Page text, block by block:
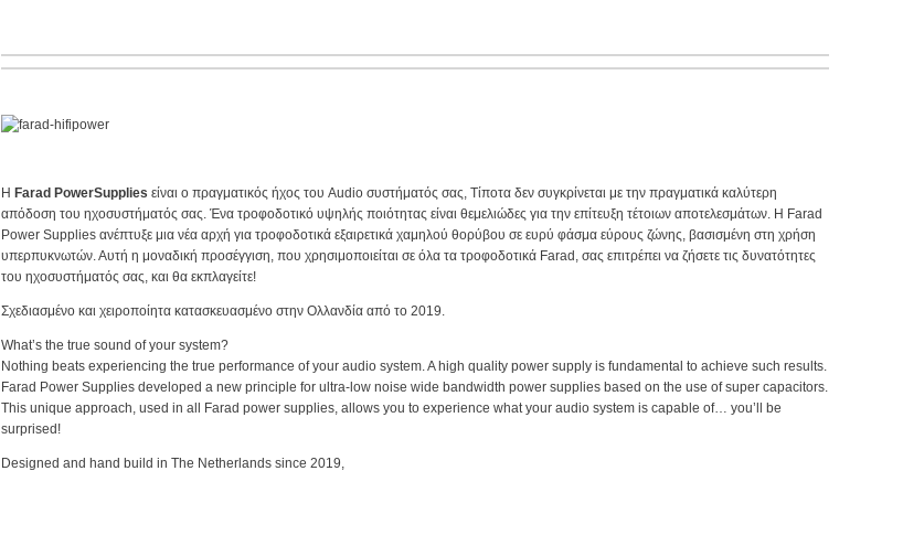
H Farad PowerSupplies είναι ο πραγματικός ήχος του Audio συστήματός σας, Τίποτα δεν συγκρίνεται με την πραγματικά καλύτερη
απόδοση του ηχοσυστήματός σας. Ένα τροφοδοτικό υψηλής ποιότητας είναι θεμελιώδες για την επίτευξη τέτοιων αποτελεσμάτων. Η Farad
Power Supplies ανέπτυξε μια νέα αρχή για τροφοδοτικά εξαιρετικά χαμηλού θορύβου σε ευρύ φάσμα εύρους ζώνης, βασισμένη στη χρήση
υπερπυκνωτών. Αυτή η μοναδική προσέγγιση, που χρησιμοποιείται σε όλα τα τροφοδοτικά Farad, σας επιτρέπει να ζήσετε τις δυνατότητες
του ηχοσυστήματός σας, και θα εκπλαγείτε!
Σχεδιασμένο και χειροποίητα κατασκευασμένο στην Ολλανδία από το 2019.
What’s the true sound of your system?
Nothing beats experiencing the true performance of your audio system. A high quality power supply is fundamental to achieve such results.
Farad Power Supplies developed a new principle for ultra-low noise wide bandwidth power supplies based on the use of super capacitors.
This unique approach, used in all Farad power supplies, allows you to experience what your audio system is capable of… you’ll be
surprised!
Designed and hand build in The Netherlands since 2019,